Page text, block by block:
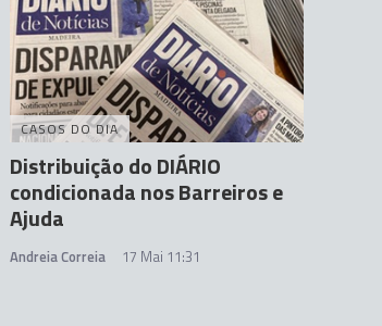
CASOS DO DIA
Distribuição do DIÁRIO
condicionada nos Barreiros e
Ajuda
Andreia Correia 17 Mai 11:31